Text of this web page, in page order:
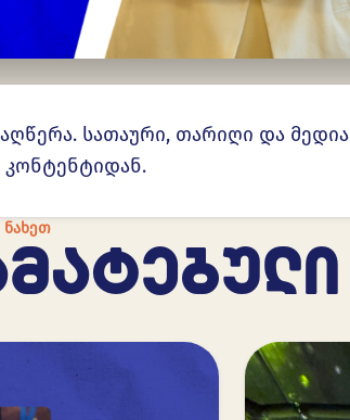
სათაური, თარიღი და მედია
კონტენტიდან.
ᲜᲐᲮᲔᲗ